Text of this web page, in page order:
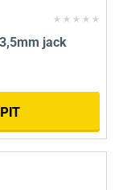
jack